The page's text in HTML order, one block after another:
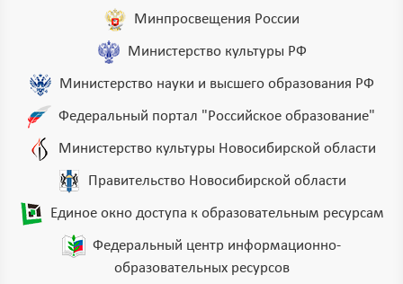
Минпросвещения России
Министерство культуры РФ
Министерство науки и высшего образования РФ
Федеральный портал "Российское образование"
Министерство культуры Новосибирской области
Правительство Новосибирской области
Единое окно доступа к образовательным ресурсам
Федеральный центр информационно-
образовательных ресурсов